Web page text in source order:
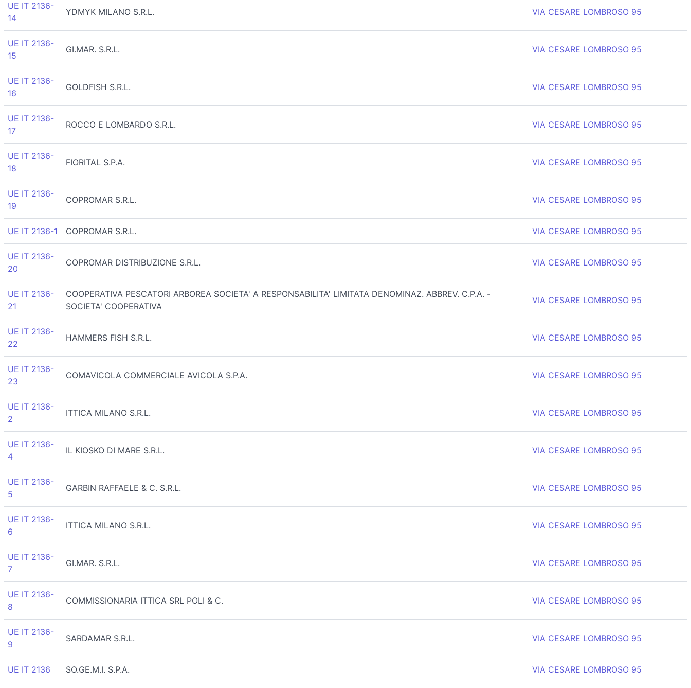
UE IT 2136-
14
YDMYK MILANO S.R.L. VIA CESARE LOMBROSO 95
UE IT 2136-
15
GI.MAR. S.R.L. VIA CESARE LOMBROSO 95
UE IT 2136-
16
GOLDFISH S.R.L. VIA CESARE LOMBROSO 95
UE IT 2136-
17
ROCCO E LOMBARDO S.R.L. VIA CESARE LOMBROSO 95
UE IT 2136-
18
FIORITAL S.P.A. VIA CESARE LOMBROSO 95
UE IT 2136-
19
COPROMAR S.R.L. VIA CESARE LOMBROSO 95
UE IT 2136-1 COPROMAR S.R.L. VIA CESARE LOMBROSO 95
UE IT 2136-
20
COPROMAR DISTRIBUZIONE S.R.L. VIA CESARE LOMBROSO 95
UE IT 2136-
21
COOPERATIVA PESCATORI ARBOREA SOCIETA' A RESPONSABILITA' LIMITATA DENOMINAZ. ABBREV. C.P.A. -
SOCIETA' COOPERATIVA
VIA CESARE LOMBROSO 95
UE IT 2136-
22
HAMMERS FISH S.R.L. VIA CESARE LOMBROSO 95
UE IT 2136-
23
COMAVICOLA COMMERCIALE AVICOLA S.P.A. VIA CESARE LOMBROSO 95
UE IT 2136-
2
ITTICA MILANO S.R.L. VIA CESARE LOMBROSO 95
UE IT 2136-
4
IL KIOSKO DI MARE S.R.L. VIA CESARE LOMBROSO 95
UE IT 2136-
5
GARBIN RAFFAELE & C. S.R.L. VIA CESARE LOMBROSO 95
UE IT 2136-
6
ITTICA MILANO S.R.L. VIA CESARE LOMBROSO 95
UE IT 2136-
7
GI.MAR. S.R.L. VIA CESARE LOMBROSO 95
UE IT 2136-
8
COMMISSIONARIA ITTICA SRL POLI & C. VIA CESARE LOMBROSO 95
UE IT 2136-
9
SARDAMAR S.R.L. VIA CESARE LOMBROSO 95
UE IT 2136 SO.GE.M.I. S.P.A. VIA CESARE LOMBROSO 95